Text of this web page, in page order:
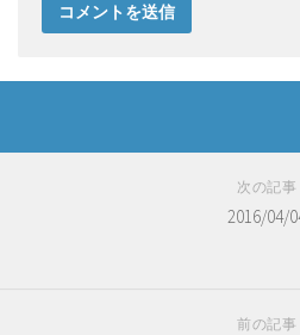
次の記事
2016/04/
前の記事